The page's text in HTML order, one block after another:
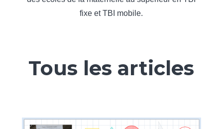
fixe et TBI mobile.
Tous les articles